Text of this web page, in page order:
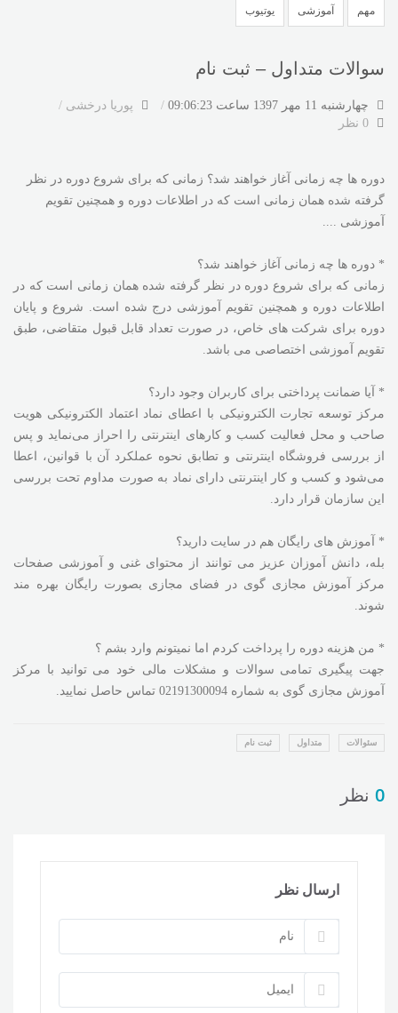
مهم آموزشی یوتیوب
سوالات متداول – ثبت نام
چهارشنبه 11 مهر 1397 ساعت 09:06:23
پوریا درخشی
0 نظر
دوره ها چه زمانی آغاز خواهند شد؟ زمانی که برای شروع دوره در نظر
گرفته شده همان زمانی است که در اطلاعات دوره و همچنین تقویم
آموزشی ....
* دوره ها چه زمانی آغاز خواهند شد؟
زمانی که برای شروع دوره در نظر گرفته شده همان زمانی است که در
اطلاعات دوره و همچنین تقویم آموزشی درج شده است. شروع و پایان
دوره برای شرکت های خاص، در صورت تعداد قابل قبول متقاضی، طبق
تقویم آموزشی اختصاصی می باشد.
* آیا ضمانت پرداختی برای کاربران وجود دارد؟
مرکز توسعه تجارت الکترونیکی با اعطای نماد اعتماد الکترونیکی هویت
صاحب و محل فعالیت کسب و کارهای اینترنتی را احراز می‌نماید و پس
از بررسی فروشگاه اینترنتی و تطابق نحوه عملکرد آن با قوانین، اعطا
می‏‌شود و کسب و کار اینترنتی دارای نماد به صورت مداوم تحت بررسی
این سازمان قرار دارد.
* آموزش های رایگان هم در سایت دارید؟
بله، دانش آموزان عزیز می توانند از محتوای غنی و آموزشی صفحات
مرکز آموزش مجازی گوی در فضای مجازی بصورت رایگان بهره مند
شوند.
* من هزینه دوره را پرداخت کردم اما نمیتونم وارد بشم ؟
جهت پیگیری تمامی سوالات و مشکلات مالی خود می توانید با مرکز
آموزش مجازی گوی به شماره 02191300094 تماس حاصل نمایید.
سئوالات متداول ثبت نام
0 نظر
ارسال نظر